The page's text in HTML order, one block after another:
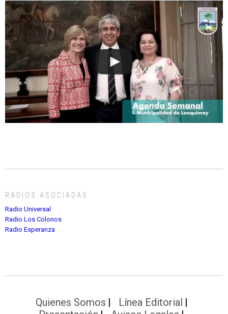
RADIOS ASOCIADAS
Radio Universal
Radio Los Colonos
Radio Esperanza
Quienes Somos
Línea Editorial